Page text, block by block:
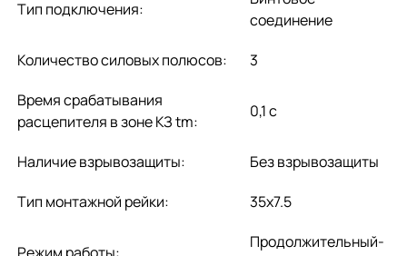
Тип подключения:
соединение
Количество силовых полюсов:
3
Время срабатывания
расцепителя в зоне КЗ tm:
0,1 с
Наличие взрывозащиты:
Без взрывозащиты
Тип монтажной рейки:
35x7.5
Продолжительный-